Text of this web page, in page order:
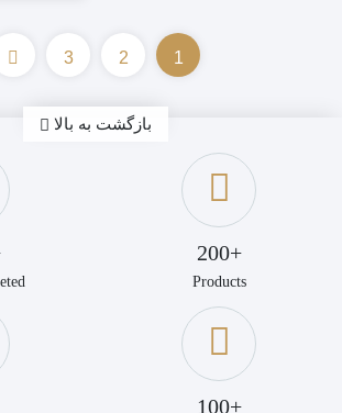
1
2
3
بازگشت به بالا
+200
Products
+100